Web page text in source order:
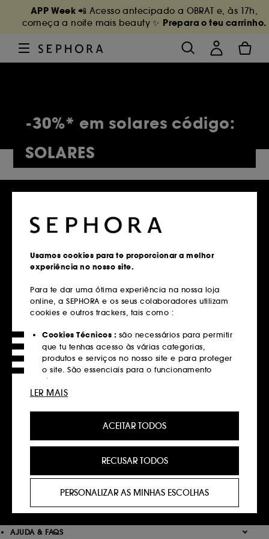
APP Week 📲 Acesso antecipado a OBRAT e, às 17h,
começa a noite mais beauty ✨ Prepara o teu carrinho.
-30%* em solares código:
SOLARES
em compras superiores a 39€
Saber mais
Devoluções
Gratuitas até 30 dias
Saber mais
Recolha em loja em 2 horas*
Saber mais
Saber mais
AJUDA & FAQS
Usamos cookies para te proporcionar a melhor
experiência no nosso site.
Para te dar uma ótima experiência na nossa loja
online, a SEPHORA e os seus colaboradores utilizam
cookies e outros trackers, tais como :
Cookies Técnicos : são necessários para permitir
que tu tenhas acesso às várias categorias,
produtos e serviços no nosso site e para proteger
o site. São essenciais para o funcionamento
técnico do site e não podem ser desativados.
personalizada, recomendando produtos, serviços
preferências, e fornecer-te ofertas promocionais à
medida do teu perfil.
utilizados para lhe apresentar conteúdos que
possam ser do seu interesse através de anúncios
plataformas de redes sociais, com base nas
ACEITAR TODOS
PERSONALIZAR AS MINHAS ESCOLHAS
RECUSAR TODOS
LER MAIS